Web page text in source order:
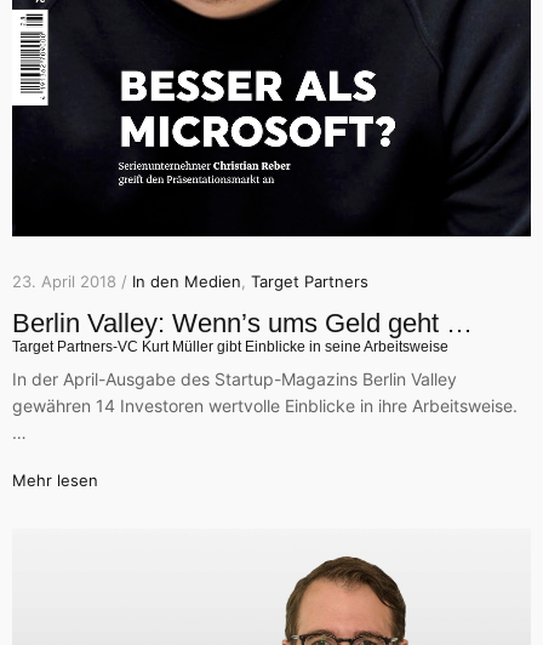
23. April 2018 / In den Medien, Target Partners
Berlin Valley: Wenn’s ums Geld geht …
Target Partners-VC Kurt Müller gibt Einblicke in seine Arbeitsweise
In der April-Ausgabe des Startup-Magazins Berlin Valley
gewähren 14 Investoren wertvolle Einblicke in ihre Arbeitsweise.
…
Mehr lesen